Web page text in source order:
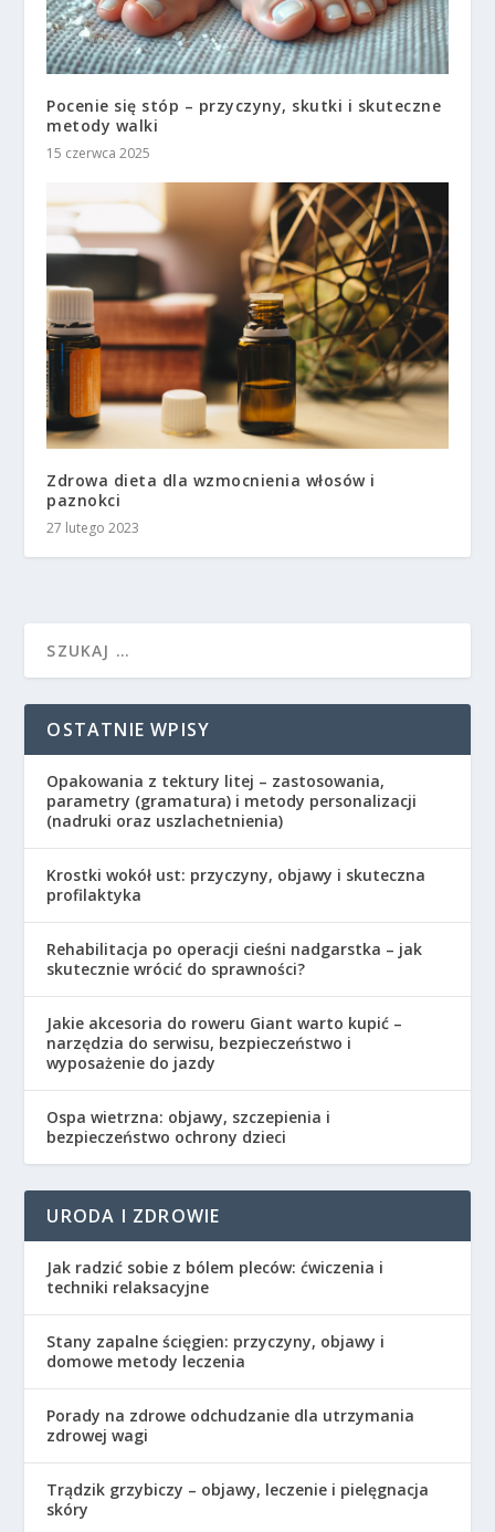
Pocenie się stóp – przyczyny, skutki i skuteczne
metody walki
15 czerwca 2025
Zdrowa dieta dla wzmocnienia włosów i
paznokci
27 lutego 2023
OSTATNIE WPISY
Opakowania z tektury litej – zastosowania,
parametry (gramatura) i metody personalizacji
(nadruki oraz uszlachetnienia)
Krostki wokół ust: przyczyny, objawy i skuteczna
profilaktyka
Rehabilitacja po operacji cieśni nadgarstka – jak
skutecznie wrócić do sprawności?
Jakie akcesoria do roweru Giant warto kupić –
narzędzia do serwisu, bezpieczeństwo i
wyposażenie do jazdy
Ospa wietrzna: objawy, szczepienia i
bezpieczeństwo ochrony dzieci
URODA I ZDROWIE
Jak radzić sobie z bólem pleców: ćwiczenia i
techniki relaksacyjne
Stany zapalne ścięgien: przyczyny, objawy i
domowe metody leczenia
Porady na zdrowe odchudzanie dla utrzymania
zdrowej wagi
Trądzik grzybiczy – objawy, leczenie i pielęgnacja
skóry